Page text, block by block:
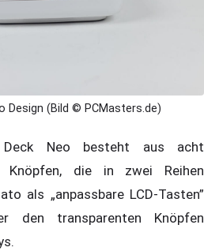
Design (Bild © PCMasters.de)
Neo besteht aus acht
Knöpfen, die in zwei Reihen
als „anpassbare LCD-Tasten”
den transparenten Knöpfen